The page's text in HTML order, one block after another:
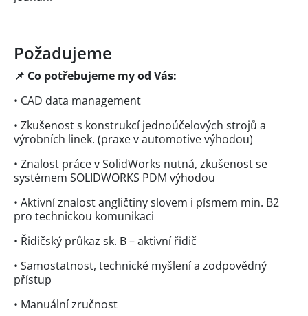
Požadujeme
📌 Co potřebujeme my od Vás:
• CAD data management
• Zkušenost s konstrukcí jednoúčelových strojů a
výrobních linek. (praxe v automotive výhodou)
• Znalost práce v SolidWorks nutná, zkušenost se
systémem SOLIDWORKS PDM výhodou
• Aktivní znalost angličtiny slovem i písmem min. B2
pro technickou komunikaci
• Řidičský průkaz sk. B – aktivní řidič
• Samostatnost, technické myšlení a zodpovědný
přístup
• Manuální zručnost